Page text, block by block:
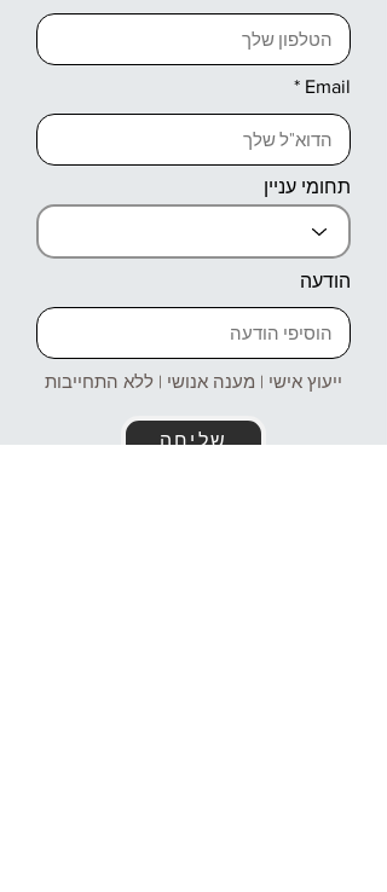
Email
תחומי עניין
הודעה
ייעוץ אישי | מענה אנושי | ללא התחייבות
שליחה